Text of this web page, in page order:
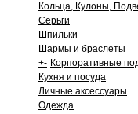
Кольца, Кулоны,
Серьги
Шпильки
Шармы и браслеты
+- Корпоративные
Кухня и посуда
Личные аксессуары
Одежда